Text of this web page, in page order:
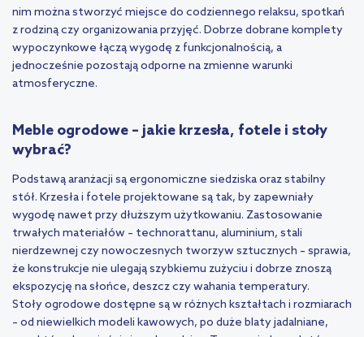
nim można stworzyć miejsce do codziennego relaksu, spotkań
z rodziną czy organizowania przyjęć. Dobrze dobrane komplety
wypoczynkowe łączą wygodę z funkcjonalnością, a
jednocześnie pozostają odporne na zmienne warunki
atmosferyczne.
Meble ogrodowe – jakie krzesła, fotele i stoły
wybrać?
Podstawą aranżacji są ergonomiczne siedziska oraz stabilny
stół. Krzesła i fotele projektowane są tak, by zapewniały
wygodę nawet przy dłuższym użytkowaniu. Zastosowanie
trwałych materiałów – technorattanu, aluminium, stali
nierdzewnej czy nowoczesnych tworzyw sztucznych – sprawia,
że konstrukcje nie ulegają szybkiemu zużyciu i dobrze znoszą
ekspozycję na słońce, deszcz czy wahania temperatury.
Stoły ogrodowe dostępne są w różnych kształtach i rozmiarach
– od niewielkich modeli kawowych, po duże blaty jadalniane,